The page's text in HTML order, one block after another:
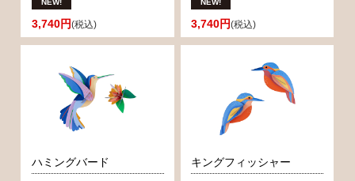
3,740円(税込) 3,740円(税込)
ハミングバード キングフィッシャー